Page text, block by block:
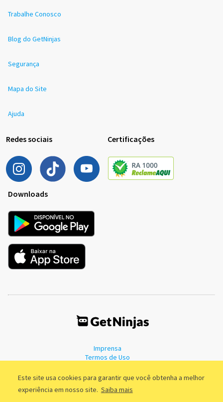
Este site usa cookies para garantir que você obtenha a melhor
experiência em nosso site. Saiba mais
Trabalhe Conosco
Blog do GetNinjas
Segurança
Mapa do Site
Ajuda
Redes sociais Certificações
Downloads
Imprensa
Termos de Uso